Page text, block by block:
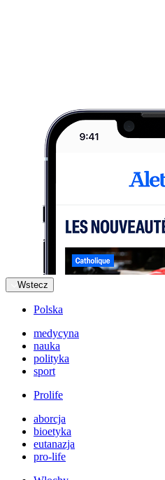
Wstecz
Polska
medycyna
nauka
polityka
sport
Prolife
aborcja
bioetyka
eutanazja
pro-life